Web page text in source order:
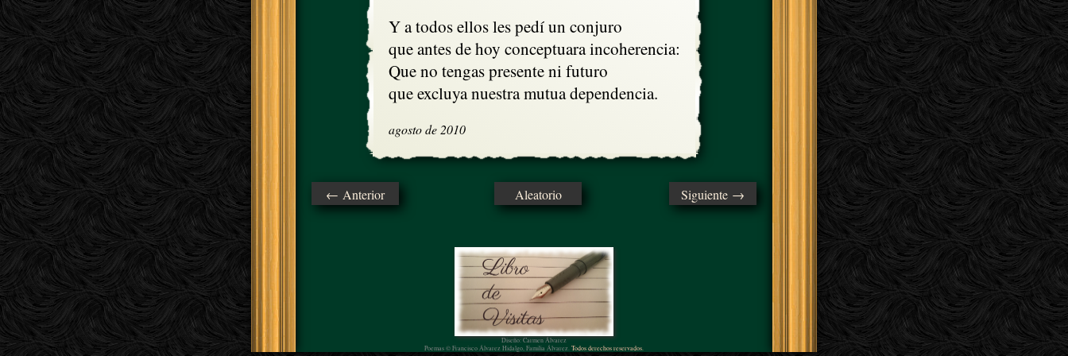
Y a todos ellos les pedí un conjuro
que antes de hoy conceptuara incoherencia:
Que no tengas presente ni futuro
que excluya nuestra mutua dependencia.
agosto de 2010
← Anterior Aleatorio Siguiente →
Diseño: Carmen Álvarez
Poemas © Francisco Álvarez Hidalgo, Familia Álvarez. Todos derechos reservados.